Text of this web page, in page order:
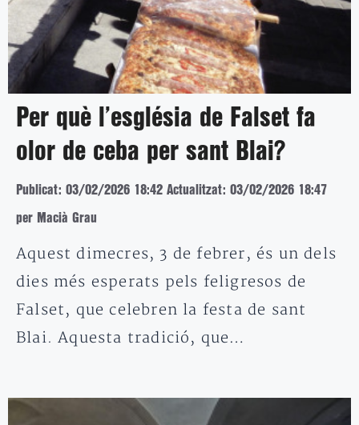
Per què l’església de Falset fa
olor de ceba per sant Blai?
Publicat: 03/02/2026 18:42 Actualitzat: 03/02/2026 18:47
per Macià Grau
Aquest dimecres, 3 de febrer, és un dels
dies més esperats pels feligresos de
Falset, que celebren la festa de sant
Blai. Aquesta tradició, que…